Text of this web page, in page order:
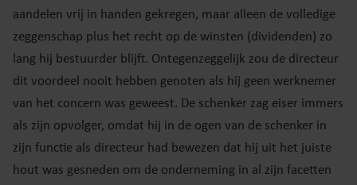
aandelen vrij in handen gekregen, maar alleen de volledige
zeggenschap plus het recht op de winsten (dividenden) zo
lang hij bestuurder blijft. Ontegenzeggelijk zou de directeur
dit voordeel nooit hebben genoten als hij geen werknemer
van het concern was geweest. De schenker zag eiser immers
als zijn opvolger, omdat hij in de ogen van de schenker in
zijn functie als directeur had bewezen dat hij uit het juiste
hout was gesneden om de onderneming in al zijn facetten